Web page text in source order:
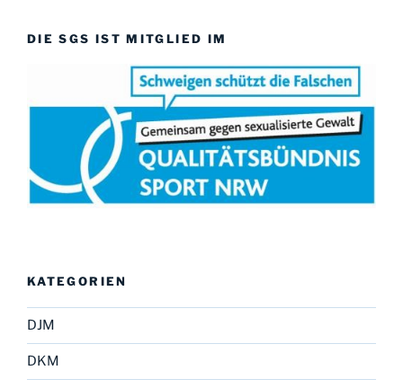
DIE SGS IST MITGLIED IM
KATEGORIEN
DJM
DKM